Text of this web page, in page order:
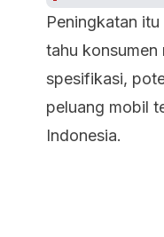
Peningkatan
tahu konsumen
spesifikasi,
peluang mobil
Indonesia.